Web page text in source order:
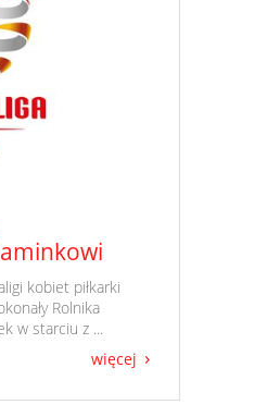
kobiet piłkarki
Rolnika
w starciu z ...
więcej